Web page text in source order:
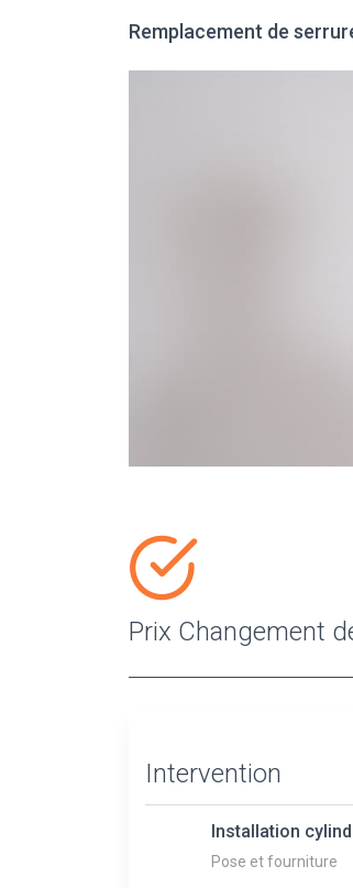
Remplacement de
Prix Changement
Intervention
Installation
Pose et fourniture